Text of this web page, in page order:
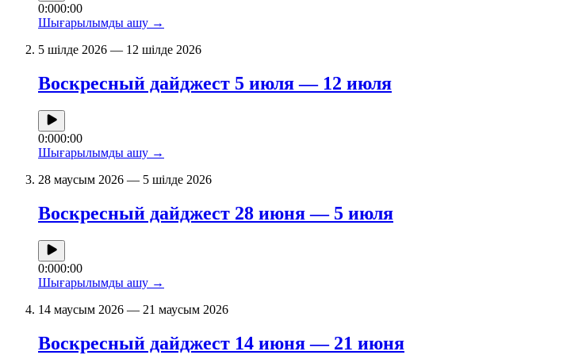
0:000:00
Шығарылымды ашу →
5 шілде 2026 — 12 шілде 2026
Воскресный дайджест 5 июля — 12 июля
0:000:00
Шығарылымды ашу →
28 маусым 2026 — 5 шілде 2026
Воскресный дайджест 28 июня — 5 июля
0:000:00
Шығарылымды ашу →
14 маусым 2026 — 21 маусым 2026
Воскресный дайджест 14 июня — 21 июня